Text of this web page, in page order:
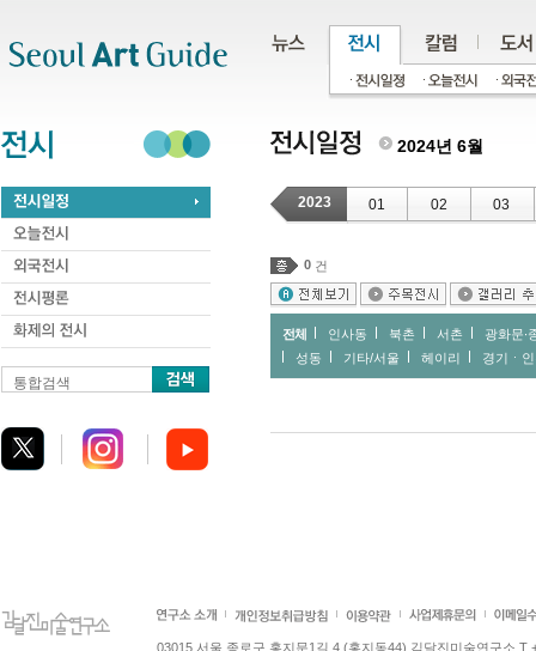
통합검색
2024년 6월
2023 01 02 03
0 건
전체 인사동 북촌 서촌
광화문∙
성동
기타/서울 헤이리 경기ㆍ
03015 서울 종로구 홍지문1길 4 (홍지동44) 김달진미술연구소 T